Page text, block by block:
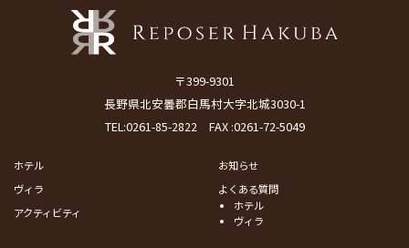
〒399-9301
長野県北安曇郡白馬村大字北城3030-1
TEL:0261-85-2822FAX :0261-72-5049
ホテル
ヴィラ
アクティビティ
お知らせ
よくある質問
ホテル
ヴィラ